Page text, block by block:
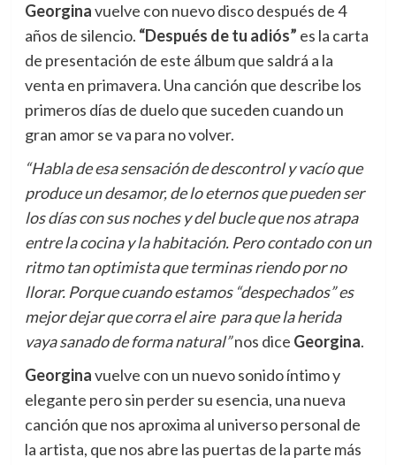
Georginavuelve con nuevo disco después de 4
años de silencio. “Después de tu adiós” es la carta
de presentación de este álbum que saldrá a la
venta en primavera. Una canción que describe los
primeros días de duelo que suceden cuando un
gran amor se va para no volver.
“Habla de esa sensación de descontrol y vacío que
produce un desamor, de lo eternos que pueden ser
los días con sus noches y del bucle que nos atrapa
entre la cocina y la habitación. Pero contado con un
ritmo tan optimista que terminas riendo por no
llorar. Porque cuando estamos “despechados” es
mejor dejar que corra el aire para que la herida
vaya sanado de forma natural”nos dice Georgina.
Georginavuelve con un nuevo sonido íntimo y
elegante pero sin perder su esencia, una nueva
canción que nos aproxima al universo personal de
la artista, que nos abre las puertas de la parte más